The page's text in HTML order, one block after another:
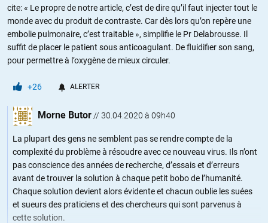
cite: « Le propre de notre article, c’est de dire qu’il faut injecter tout le
monde avec du produit de contraste. Car dès lors qu’on repère une
embolie pulmonaire, c’est traitable », simplifie le Pr Delabrousse. Il
suffit de placer le patient sous anticoagulant. De fluidifier son sang,
pour permettre à l’oxygène de mieux circuler.
+26 ALERTER
Morne Butor // 30.04.2020 à 09h40
La plupart des gens ne semblent pas se rendre compte de la
complexité du problème à résoudre avec ce nouveau virus. Ils n’ont
pas conscience des années de recherche, d’essais et d’erreurs
avant de trouver la solution à chaque petit bobo de l’humanité.
Chaque solution devient alors évidente et chacun oublie les suées
et sueurs des praticiens et des chercheurs qui sont parvenus à
cette solution.